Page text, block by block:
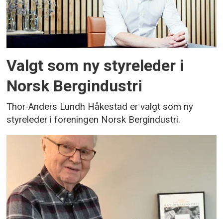
Valgt som ny styreleder i
Norsk Bergindustri
Thor-Anders Lundh Håkestad er valgt som ny
styreleder i foreningen Norsk Bergindustri.